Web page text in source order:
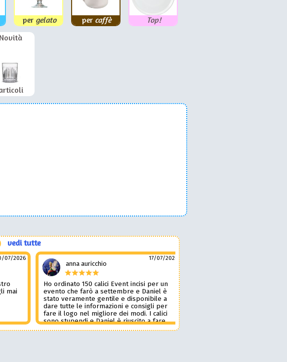
per gelato per caffè
Top!
Novità
vedi tutte
07/2026
mai
anna auricchio
17/07/2026
Ho ordinato 150 calici Event incisi per un
evento che farò a settembre e Daniel è
stato veramente gentile e disponibile a
dare tutte le informazioni e consigli per
fare il logo nel migliore dei modi. I calici
sono stupendi e Daniel è riuscito a fare
tutto in pochissimi giorni accontentandomi.